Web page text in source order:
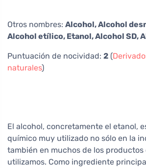
Otros nombres: Alcohol, Alcohol
Alcohol etílico, Etanol, Alcohol SD,
Puntuación de nocividad: 2 (
naturales)
El alcohol, concretamente el etanol,
químico muy utilizado no sólo en la
también en muchos de los
utilizamos. Como ingrediente